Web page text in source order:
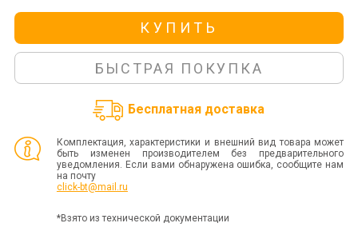
КУПИТЬ
БЫСТРАЯ ПОКУПКА
Бесплатная доставка
Комплектация, характеристики и внешний вид товара может
быть изменен производителем без предварительного
уведомления. Если вами обнаружена ошибка, сообщите нам
на почту
click-bt@mail.ru
*Взято из технической документации